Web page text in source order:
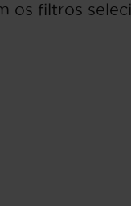
os filtros